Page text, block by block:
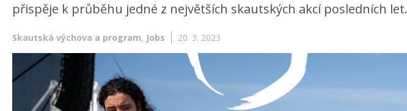
přispěje k průběhu jedné z největších skautských akcí posledních let.
Skautská výchova a program, Jobs 20. 3. 2023